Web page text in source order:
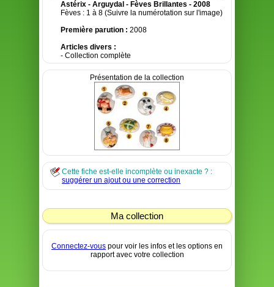
Astérix - Arguydal - Fèves Brillantes - 2008
Fèves : 1 à 8 (Suivre la numérotation sur l'image)
Première parution : 2008
Articles divers :
- Collection complète
Présentation de la collection
Cette fiche est-elle incomplète ou inexacte ? :
suggérer un ajout ou une correction
Ma collection
Connectez-vous pour voir les infos et les options en
rapport avec votre collection